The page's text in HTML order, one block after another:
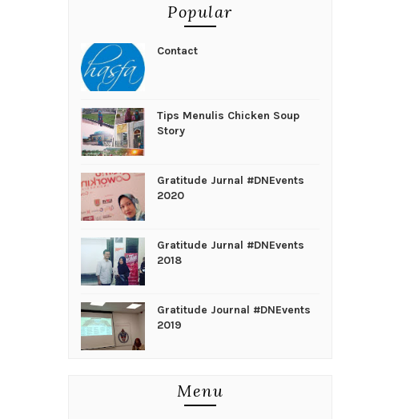
Popular
Contact
Tips Menulis Chicken Soup
Story
Gratitude Jurnal #DNEvents
2020
Gratitude Jurnal #DNEvents
2018
Gratitude Journal #DNEvents
2019
Menu